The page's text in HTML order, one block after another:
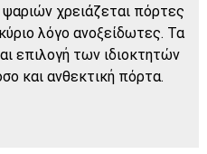
χρειάζεται πόρτες
λόγο ανοξείδωτες. Τα
επιλογή των ιδιοκτητών
και ανθεκτική πόρτα.